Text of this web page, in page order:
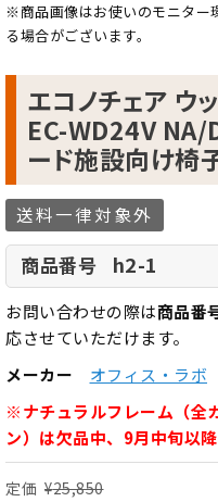
※商品画像はお使いのモニター
る場合がございます。
エコノチェア ウ
EC-WD24V NA/
ード施設向け椅
送料一律対象外
商品番号 h2-1
お問い合わせの際は商品番
応させていただけます。
メーカー
オフィス・ラボ
※ナチュラルフレーム（全
ン）は欠品中、9月中旬以
定価 ¥25,850